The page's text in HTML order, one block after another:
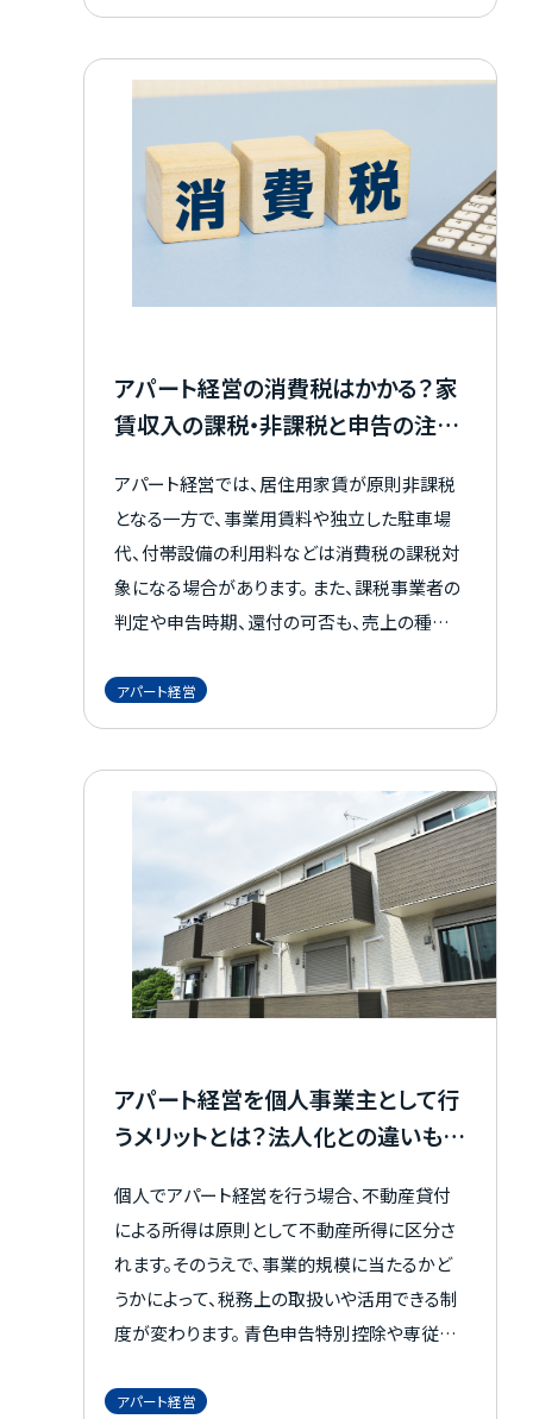
に、清掃状態は入居者満足だけでなく、劣化の
安定した賃貸経営を続けるには、清掃の目的
せん。 本記事では、アパート清掃が必要な理
由、清掃の種類、業者へ依頼する費用相場、失
敗しない業者選びのポイントを解説します。 よ
り効率的なアパート経営を実現するためのヒ
ントを得られますのでぜひ参考にしてみてくだ
アパート経営の消費税はかかる？家
賃収入の課税・非課税と申告の注意
アパート経営では、居住用家賃が原則非課税
となる一方で、事業用賃料や独立した駐車場
代、付帯設備の利用料などは消費税の課税対
象になる場合があります。 また、課税事業者の
判定や申告時期、還付の可否も、売上の種類
込んだまま処理すると、後から税務対応に悩
むこともあるでしょう。 この記事では、アパート
なるケース、課税事業者の条件、計算方法、申
告・納付、還付の注意点まで具体的に解説しま
す。 消費税の判断ポイントを把握し、必要に応
じて税理士へ確認することで、申告漏れや資金
繰り上のリスクを抑えやすくなります。
アパート経営
アパート経営を個人事業主として行
うメリットとは？法人化との違いも解
個人でアパート経営を行う場合、不動産貸付
による所得は原則として不動産所得に区分さ
れます。そのうえで、事業的規模に当たるかど
うかによって、税務上の取扱いや活用できる制
度が変わります。 青色申告特別控除や専従者
なる一方、所得が増えれば税金や保険料、帳
アパート経営